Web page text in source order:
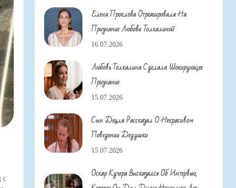
с
Елена Проклова Отреагировала На
Признание Любови Толкалиной
16.07.2026
Любовь Толкалина Сделала Шокирующее
Признание
15.07.2026
Сын Децла Рассказал О Некрасивом
Поведении Дедушки
15.07.2026
Оскар Кучера Высказался Об Интервью,